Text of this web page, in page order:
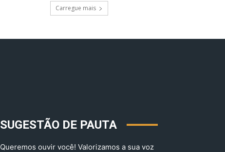
Carregue mais
SUGESTÃO DE PAUTA
Queremos ouvir você! Valorizamos a sua voz